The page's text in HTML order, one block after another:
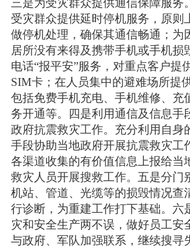
三是为受灾群众提供通信保障服务
受灾群众提供延时停机服务，原则
做停机处理，确保其通信畅通；为
居所没有来得及携带手机或手机损
电话“报平安”服务，对重点客户提
SIM卡；在人员集中的避难场所提
包括免费手机充电、手机维修、充
务开通等。四是利用通信及信息手
政府抗震救灾工作。充分利用自身
手段协助当地政府开展抗震救灾工
各渠道收集的有价值信息上报给当
救灾人员开展搜救工作。五是分门
机站、管道、光缆等的损毁情况查
行诊断，为重建工作打下基础。六
灾和安全生产两不误，做好员工安
与政府、军队加强联系，继续搜寻